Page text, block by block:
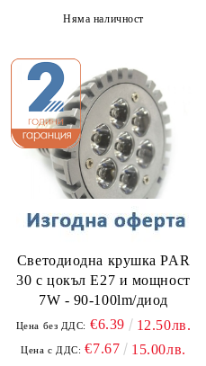
Няма наличност
Светодиодна крушка PAR
30 с цокъл E27 и мощност
7W - 90-100lm/диод
Цена без ДДС: €6.39 12.50лв.
Цена с ДДС: €7.67 15.00лв.